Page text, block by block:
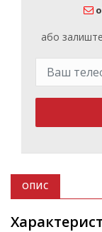
або
ОПИС